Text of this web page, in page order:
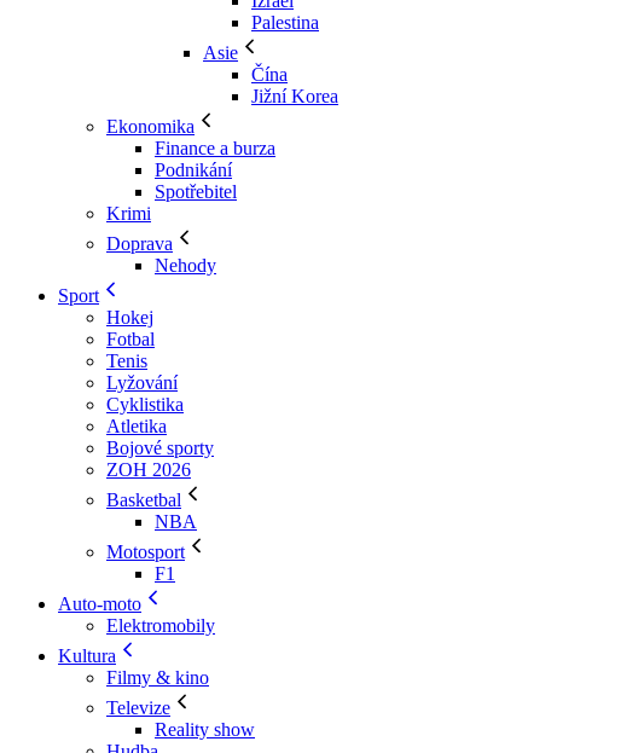
Palestina
Asie
Čína
Jižní Korea
Ekonomika
Finance a burza
Podnikání
Spotřebitel
Krimi
Doprava
Nehody
Sport
Hokej
Fotbal
Tenis
Lyžování
Cyklistika
Atletika
Bojové sporty
ZOH 2026
Basketbal
NBA
Motosport
F1
Auto-moto
Elektromobily
Kultura
Filmy & kino
Televize
Reality show